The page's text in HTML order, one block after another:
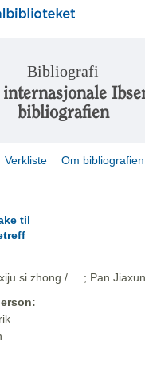
Bibliografi
internasjonale
bibliografien
Verkliste Om bibliografien
til
si zhong / ... ; Pan Jiaxun